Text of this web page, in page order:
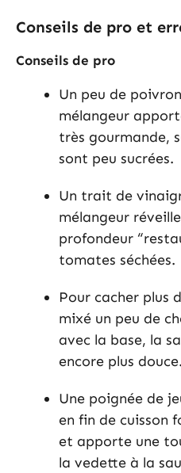
Conseils de pro et
Conseils de pro
Un peu de
mélangeur
très gourmande,
sont peu sucrées.
Un trait de
mélangeur
profondeur
tomates séchées.
Pour cacher plus
mixé un peu de
avec la base, la
encore plus douce.
Une poignée de
en fin de cuisson
et apporte une
la vedette à la